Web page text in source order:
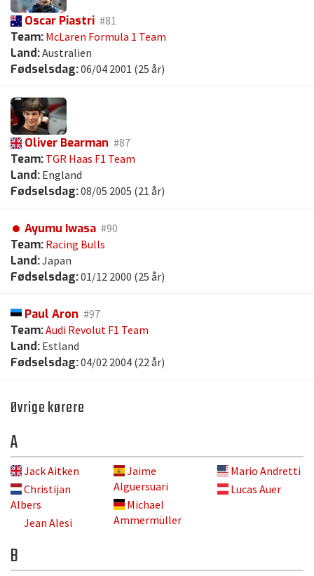
Oscar Piastri #81
Team: McLaren Formula 1 Team
Land:Australien
Fødselsdag:06/04 2001 (25 år)
Oliver Bearman #87
Team: TGR Haas F1 Team
Land: England
Fødselsdag:08/05 2005 (21 år)
Ayumu Iwasa #90
Team: Racing Bulls
Land:Japan
Fødselsdag:01/12 2000 (25 år)
Paul Aron #97
Team:Audi Revolut F1 Team
Land: Estland
Fødselsdag:04/02 2004 (22 år)
Øvrige kørere
A
Jack Aitken
Christijan
Albers
Jean Alesi
Jaime
Alguersuari
Michael
Ammermüller
Mario Andretti
Lucas Auer
B